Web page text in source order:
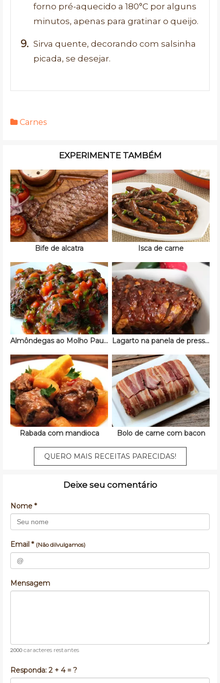
forno pré-aquecido a 180°C por alguns
minutos, apenas para gratinar o queijo.
Sirva quente, decorando com salsinha
picada, se desejar.
Carnes
EXPERIMENTE TAMBÉM
Bife de alcatra Isca de carne
Almôndegas ao Molho Paulistinha Lagarto na panela de pressão
Rabada com mandioca Bolo de carne com bacon
QUERO MAIS RECEITAS PARECIDAS!
Deixe seu comentário
Nome *
Email * (Não dilvulgamos)
Mensagem
2000caracteres restantes
Responda: 2 + 4 = ?